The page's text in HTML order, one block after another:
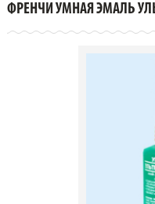
ФРЕНЧИ УМНАЯ ЭМАЛЬ